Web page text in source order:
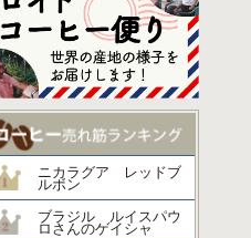
ニカラグア レッドブ
ルボン
ブラジル ルイスパウ
ロさんのゲイシャ